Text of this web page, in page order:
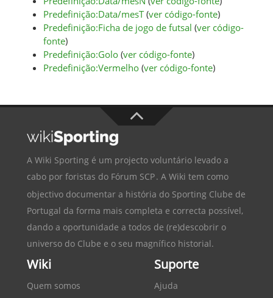
Predefinição:Data/mesT(ver código-fonte)
Predefinição:Ficha de jogo de futsal (ver código-
fonte)
Predefinição:Golo(ver código-fonte)
Predefinição:Vermelho(ver código-fonte)
A Wiki Sporting é um projecto voluntário levado a
cabo por foristas do Fórum SCP. A Wiki tem como
objectivo documentar a história do Sporting Clube de
Portugal da forma mais completa e correcta possível,
dando a oportunidade a todos de (re)descobrir o
universo do Clube e o seu magnífico historial.
Wiki
Quem somos
Suporte
Ajuda